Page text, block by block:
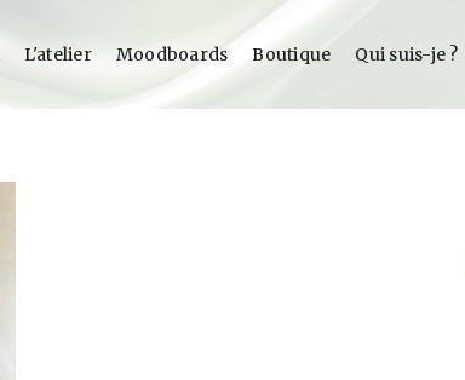
L'atelier Moodboards Boutique Qui suis-je ?